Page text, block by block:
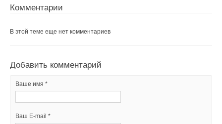
Комментарии
В этой теме еще нет комментариев
Добавить комментарий
Ваше имя *
Ваш E-mail *